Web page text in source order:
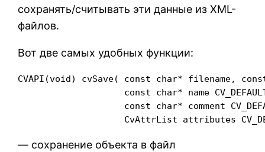
сохранять/считывать эти данные из XML-
файлов.
Вот две самых удобных функции:
CVAPI(void) cvSave( const char* filename,
const char* name
const char* comment
CvAttrList attributes
— сохранение объекта в файл